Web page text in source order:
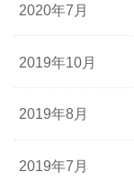
2020年7月
2019年10月
2019年8月
2019年7月